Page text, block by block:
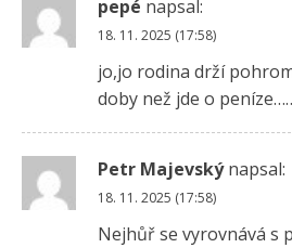
pepé napsal:
18. 11. 2025 (17:58)
jo,jo rodina drží
doby než jde o
Petr Majevský napsal:
18. 11. 2025 (17:58)
Nejhůř se vyrovnává s